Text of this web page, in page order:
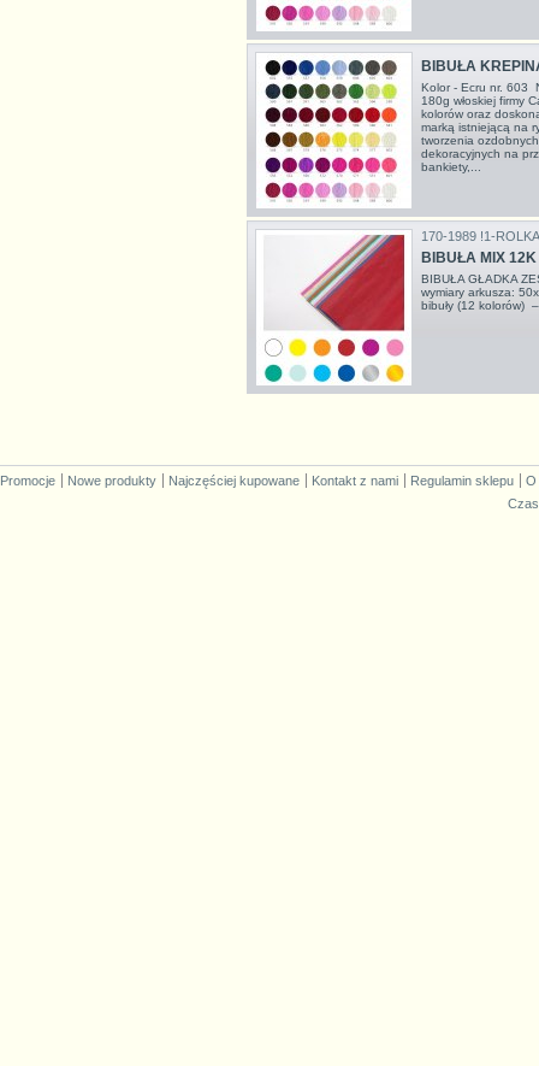
BIBUŁA
Kolor - Ecru nr. 603
180g włoskiej firmy
kolorów oraz
marką istniejącą na
tworzenia
dekoracyjnych na
bankiety,...
170-1989 !1-
BIBUŁA MIX
BIBUŁA GŁADKA
wymiary arkusza:
bibuły (12 kolorów)
Promocje Nowe produkty Najczęściej kupowane Kontakt z nami Regulamin sklepu
O